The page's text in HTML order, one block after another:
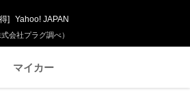
会社プラグ調べ）
] Yahoo! JAPAN
マイカー